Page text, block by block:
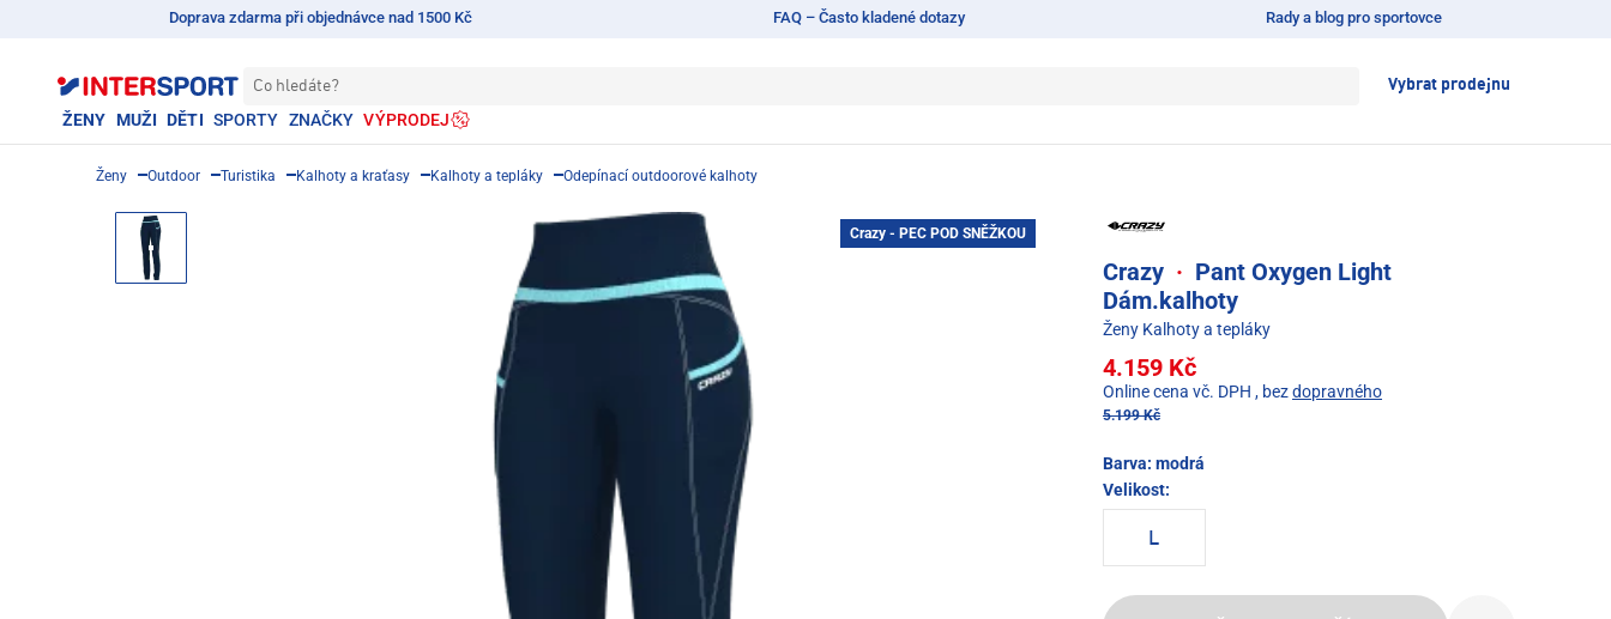
Doprava zdarma při objednávce nad 1500 Kč FAQ – Často kladené dotazy Rady a blog pro sportovce
Co hledáte? Vybrat prodejnu
ŽENY MUŽI DĚTI SPORTY ZNAČKY VÝPRODEJ
Ženy Outdoor Turistika Kalhoty a kraťasy Kalhoty a tepláky Odepínací outdoorové kalhoty
Crazy - PEC POD SNĚŽKOU
Crazy · Pant Oxygen Light
Dám.kalhoty
Ženy Kalhoty a tepláky
4.159 Kč
Online cena vč. DPH , bezdopravného
5.199 Kč
Barva: modrá
Velikost:
L